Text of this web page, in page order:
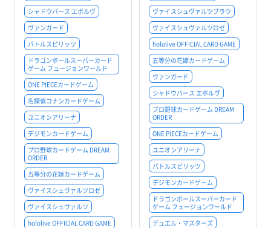
シャドウバース エボルヴ
ヴァンガード
バトルスピリッツ
ドラゴンボールスーパーカード
ゲーム フュージョンワールド
ONE PIECEカードゲーム
名探偵コナンカードゲーム
ユニオンアリーナ
デジモンカードゲーム
プロ野球カードゲーム DREAM
ORDER
五等分の花嫁カードゲーム
ヴァイスシュヴァルツロゼ
ヴァイスシュヴァルツ
hololive OFFICIAL CARD GAME
ヴァイスシュヴァルツブラウ
ヴァイスシュヴァルツロゼ
hololive OFFICIAL CARD GAME
五等分の花嫁カードゲーム
ヴァンガード
シャドウバース エボルヴ
プロ野球カードゲーム DREAM
ORDER
ONE PIECEカードゲーム
ユニオンアリーナ
バトルスピリッツ
デジモンカードゲーム
ドラゴンボールスーパーカード
ゲーム フュージョンワールド
デュエル・マスターズ